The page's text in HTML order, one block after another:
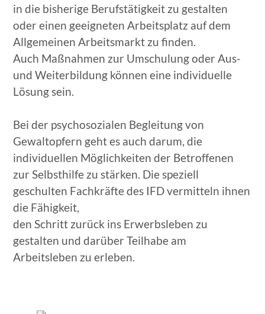
in die bisherige Berufstätigkeit zu gestalten
oder einen geeigneten Arbeitsplatz auf dem
Allgemeinen Arbeitsmarkt zu finden.
Auch Maßnahmen zur Umschulung oder Aus-
und Weiterbildung können eine individuelle
Lösung sein.
Bei der psychosozialen Begleitung von
Gewaltopfern geht es auch darum, die
individuellen Möglichkeiten der Betroffenen
zur Selbsthilfe zu stärken. Die speziell
geschulten Fachkräfte des IFD vermitteln ihnen
die Fähigkeit,
den Schritt zurück ins Erwerbsleben zu
gestalten und darüber Teilhabe am
Arbeitsleben zu erleben.